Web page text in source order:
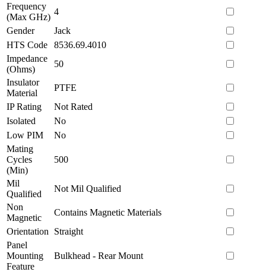
Frequency
(Max GHz)
4
Gender
Jack
HTS Code
8536.69.4010
Impedance
(Ohms)
50
Insulator
Material
PTFE
IP Rating
Not Rated
Isolated
No
Low PIM
No
Mating
Cycles
(Min)
500
Mil
Qualified
Not Mil Qualified
Non
Magnetic
Contains Magnetic Materials
Orientation
Straight
Panel
Mounting
Feature
Bulkhead - Rear Mount